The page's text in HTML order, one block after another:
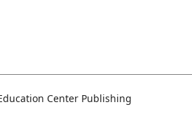
Center Publishing